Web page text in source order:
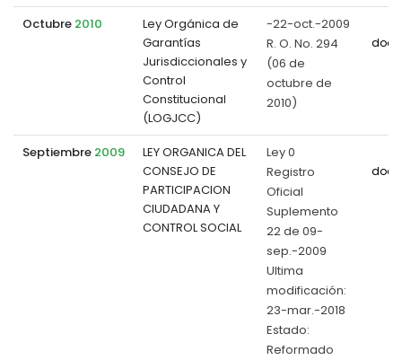
Octubre 2010
Ley Orgánica de
Garantías
Jurisdiccionales y
Control
Constitucional
(LOGJCC)
-22-oct.-2009
R. O. No. 294
(06 de
octubre de
2010)
Septiembre 2009
LEY ORGANICA DEL
CONSEJO DE
PARTICIPACION
CIUDADANA Y
CONTROL SOCIAL
Ley 0
Registro
Oficial
Suplemento
22 de 09-
sep.-2009
Ultima
modificación:
23-mar.-2018
Estado:
Reformado